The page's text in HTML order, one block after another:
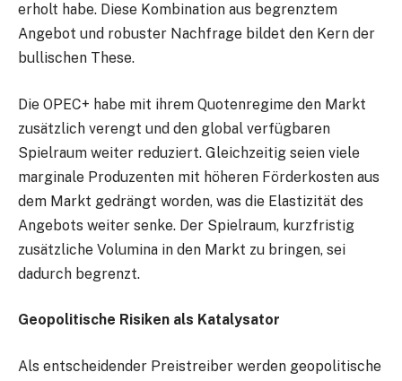
erholt habe. Diese Kombination aus begrenztem
Angebot und robuster Nachfrage bildet den Kern der
bullischen These.
Die OPEC+ habe mit ihrem Quotenregime den Markt
zusätzlich verengt und den global verfügbaren
Spielraum weiter reduziert. Gleichzeitig seien viele
marginale Produzenten mit höheren Förderkosten aus
dem Markt gedrängt worden, was die Elastizität des
Angebots weiter senke. Der Spielraum, kurzfristig
zusätzliche Volumina in den Markt zu bringen, sei
dadurch begrenzt.
Geopolitische Risiken als Katalysator
Als entscheidender Preistreiber werden geopolitische